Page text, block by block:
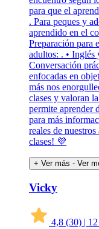
para que el
. Para peques y
aprendido en el
Preparación para
adultos: . • Inglés
Conversación
enfocadas en
más nos
clases y valoran
permite aprender
para más
reales de
clases! 💜
+ Ver más - Ver
Vicky
4,8 (30) |